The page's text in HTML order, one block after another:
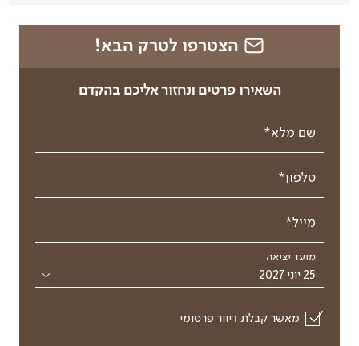
הצטרפו לטרק הבא!
השאירו פרטים ונחזור אליכם בהקדם
שם מלא*
טלפון*
מייל*
מועד יציאה
25 יוני 2027
מאשר קבלת דיוור פרסומי